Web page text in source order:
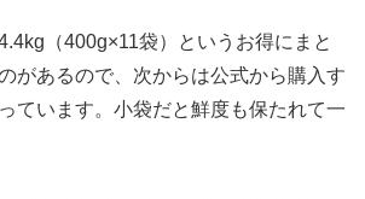
（400g×11袋）というお得にまと
があるので、次からは公式から購入す
ています。小袋だと鮮度も保たれて一